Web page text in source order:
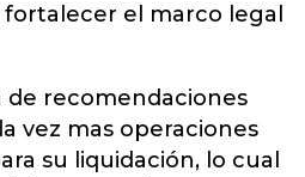
el marco legal
de recomendaciones
vez mas operaciones
su liquidación, lo cual